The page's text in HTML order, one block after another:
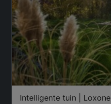
Intelligente tuin | Loxone